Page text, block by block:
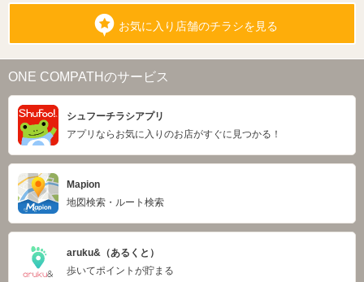
お気に入り店舗のチラシを見る
ONE COMPATHのサービス
シュフーチラシアプリ
アプリならお気に入りのお店がすぐに見つかる！
Mapion
地図検索・ルート検索
aruku&（あるくと）
歩いてポイントが貯まる